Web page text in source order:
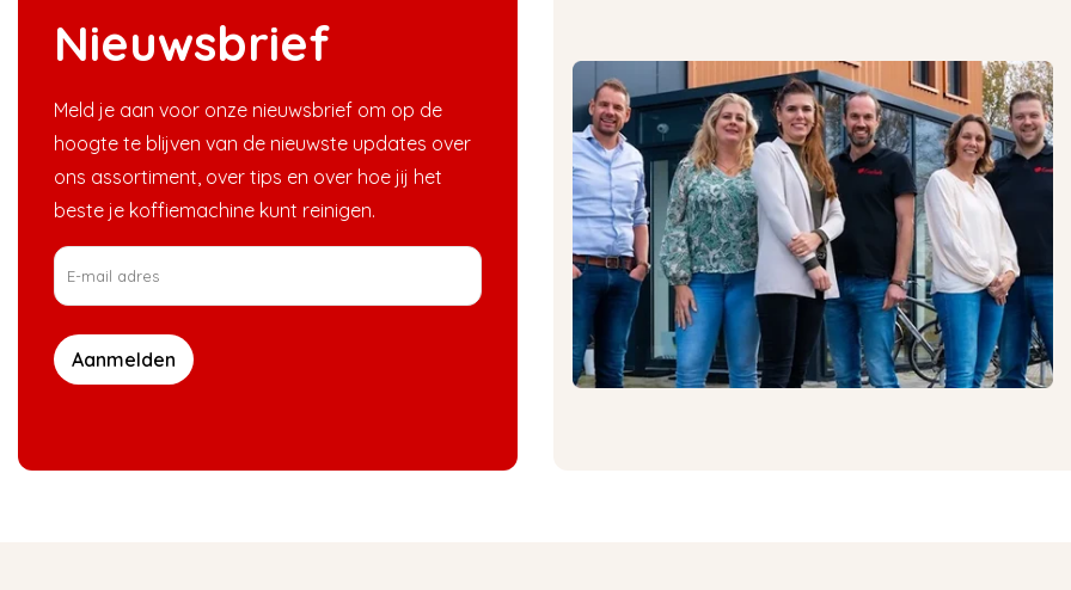
Nieuwsbrief
Meld je aan voor onze nieuwsbrief om op de
hoogte te blijven van de nieuwste updates over
ons assortiment, over tips en over hoe jij het
beste je koffiemachine kunt reinigen.
Aanmelden